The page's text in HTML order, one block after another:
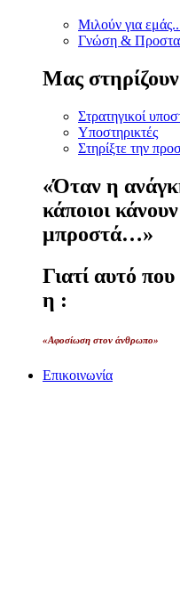
Μιλούν για
Γνώση &
Μας
Στρατηγικοί
Υποστηρικτές
Στηρίξτε την
«Όταν η
κάποιοι
μπροστά…»
Γιατί αυτό που
η :
«Αφοσίωση στον άνθρωπο»
Επικοινωνία